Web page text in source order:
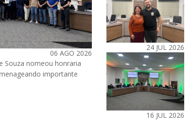
06 AGO 2026
Souza nomeou honraria
importante
24 JUL 2026
16 JUL 2026